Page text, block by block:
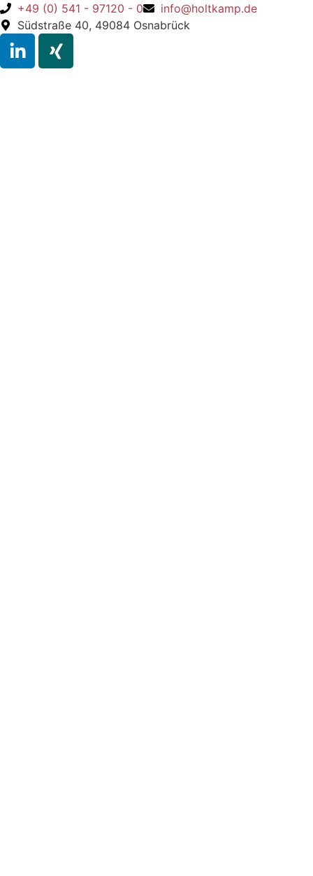
+49 (0) 541 - 97120 - 0
info@holtkamp.de
Südstraße 40, 49084 Osnabrück